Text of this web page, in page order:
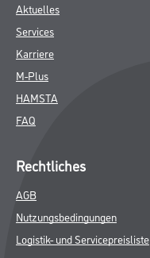
Aktuelles
Services
Karriere
M-Plus
HAMSTA
FAQ
Rechtliches
AGB
Nutzungsbedingungen
Logistik- und Servicepreisliste